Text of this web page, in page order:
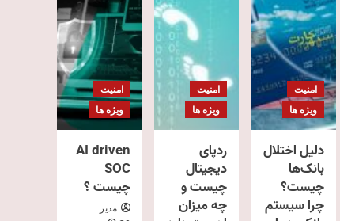
امنیت
ویژه ها
دلیل اختلال
بانک‌ها
چیست؟
چرا سیستم
امنیت
ویژه ها
ردپای
دیجیتال
چیست و
چه میزان
امنیت
ویژه ها
AI driven
SOC
چیست ؟
مدیر